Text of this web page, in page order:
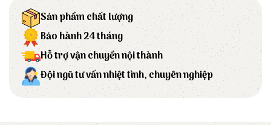
Sản phẩm chất lượng
Bảo hành 24 tháng
Hỗ trợ vận chuyển nội thành
Đội ngũ tư vấn nhiệt tình, chuyên nghiệp